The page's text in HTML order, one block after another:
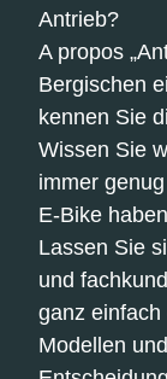
Antrieb?
A propos
Bergischen
kennen Sie
Wissen Sie
immer
E-Bike
Lassen Sie
und
ganz
Modellen